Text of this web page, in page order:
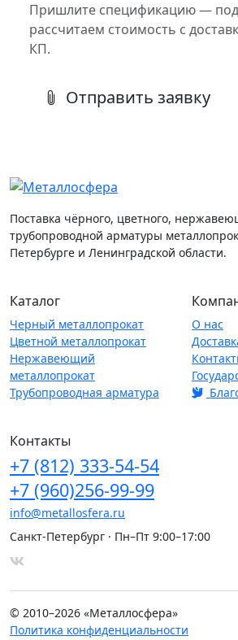
Пришлите спецификацию —
рассчитаем стоимость с
КП.
Отправить заявку
Поставка чёрного, цветного,
трубопроводной арматуры
Петербурге и Ленинградской области.
Каталог
Черный металлопрокат
Цветной металлопрокат
Нержавеющий
металлопрокат
Трубопроводная арматура
О нас
Контакты
+7 (812) 333-54-54
+7 (960)256-99-99
info@metallosfera.ru
Санкт-Петербург · Пн–Пт 9:00–17:00
© 2010–2026 «Металлосфера»
Политика конфиденциальности